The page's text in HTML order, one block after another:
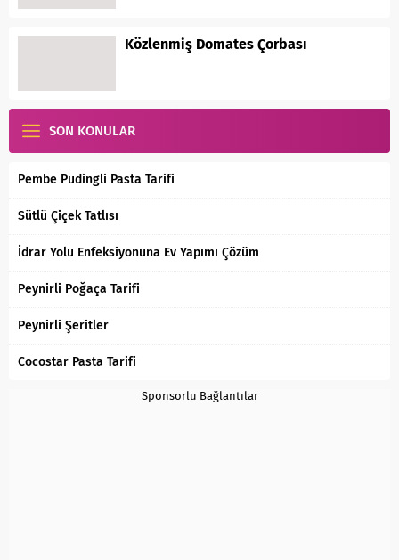
Közlenmiş Domates Çorbası
SON KONULAR
Pembe Pudingli Pasta Tarifi
Sütlü Çiçek Tatlısı
İdrar Yolu Enfeksiyonuna Ev Yapımı Çözüm
Peynirli Poğaça Tarifi
Peynirli Şeritler
Cocostar Pasta Tarifi
Sponsorlu Bağlantılar